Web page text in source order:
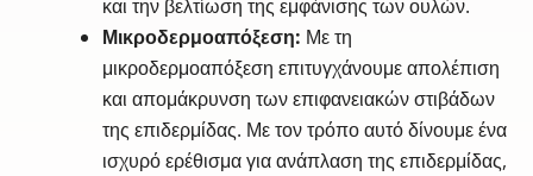
και την βελτίωση της εμφάνισης των ουλών.
Μικροδερμοαπόξεση: Με τη
μικροδερμοαπόξεση επιτυγχάνουμε απολέπιση
και απομάκρυνση των επιφανειακών στιβάδων
της επιδερμίδας. Με τον τρόπο αυτό δίνουμε ένα
ισχυρό ερέθισμα για ανάπλαση της επιδερμίδας,